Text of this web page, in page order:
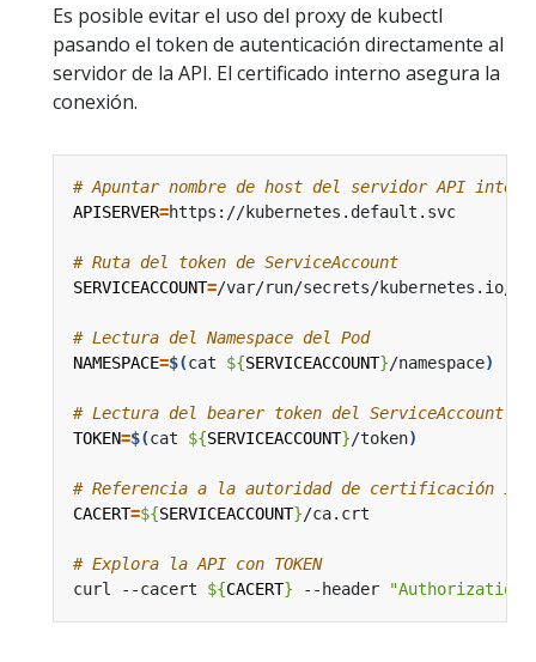
Es posible evitar el uso del proxy de kubectl
pasando el token de autenticación directamente al
servidor de la API. El certificado interno asegura la
conexión.
# Apuntar nombre de host del servidor API
APISERVER=
# Ruta del token de ServiceAccount
SERVICEACCOUNT=
# Lectura del Namespace del Pod
NAMESPACE=$(cat ${SERVICEACCOUNT}/namespace)
# Lectura del bearer token del ServiceAccount
TOKEN=$(cat ${SERVICEACCOUNT}/token)
# Referencia a la autoridad de certificación
CACERT=${SERVICEACCOUNT}
# Explora la API con TOKEN
curl --cacert ${CACERT} --header